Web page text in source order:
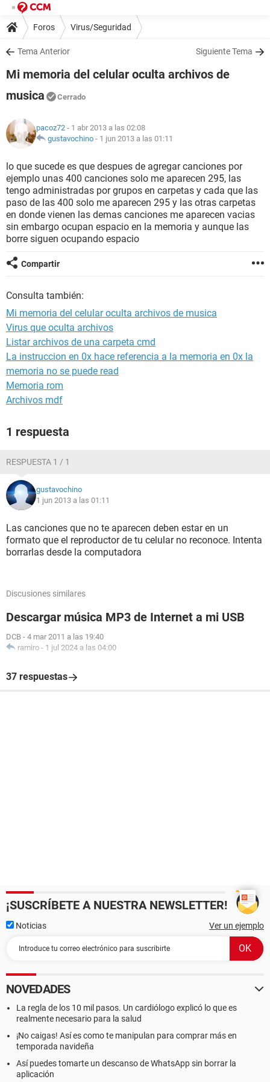
Foros Virus/Seguridad
Tema Anterior Siguiente Tema
Mi memoria del celular oculta archivos de
musica
Cerrado
pacoz72 - 1 abr 2013 a las 02:08
gustavochino - 1 jun 2013 a las 01:11
lo que sucede es que despues de agregar canciones por
ejemplo unas 400 canciones solo me aparecen 295, las
tengo administradas por grupos en carpetas y cada que las
paso de las 400 solo me aparecen 295 y las otras carpetas
en donde vienen las demas canciones me aparecen vacias
sin embargo ocupan espacio en la memoria y aunque las
borre siguen ocupando espacio
Compartir
Consulta también:
Mi memoria del celular oculta archivos de musica
Virus que oculta archivos
Listar archivos de una carpeta cmd
La instruccion en 0x hace referencia a la memoria en 0x la
memoria no se puede read
Memoria rom
Archivos mdf
1 respuesta
RESPUESTA 1 / 1
gustavochino
1 jun 2013 a las 01:11
Las canciones que no te aparecen deben estar en un
formato que el reproductor de tu celular no reconoce. Intenta
borrarlas desde la computadora
Discusiones similares
Descargar música MP3 de Internet a mi USB
DCB - 4 mar 2011 a las 19:40
ramiro - 1 jul 2024 a las 04:00
37 respuestas
¡SUSCRÍBETE A NUESTRA NEWSLETTER!
Noticias Ver un ejemplo
NOVEDADES
La regla de los 10 mil pasos. Un cardiólogo explicó lo que es
realmente necesario para la salud
¡No caigas! Así es como te manipulan para comprar más en
temporada navideña
Así puedes tomarte un descanso de WhatsApp sin borrar la
aplicación